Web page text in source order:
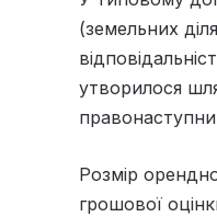
(земельних
утворилося
Розмір
грошової